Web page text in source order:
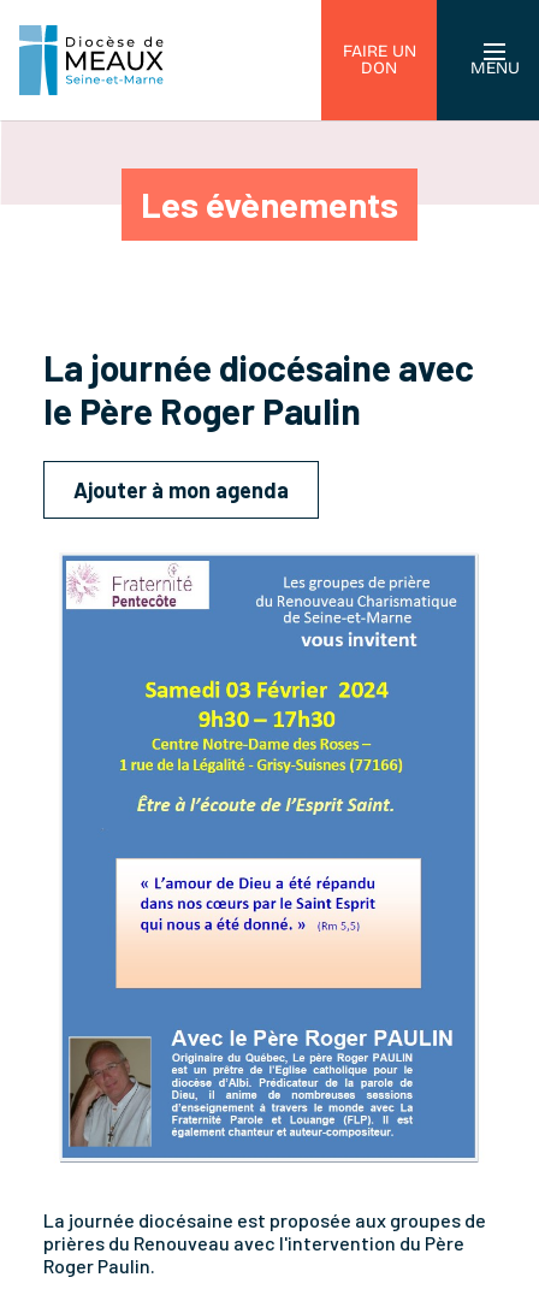
FAIRE UN
DON
MENU
Les évènements
La journée diocésaine avec
le Père Roger Paulin
Ajouter à mon agenda
La journée diocésaine est proposée aux groupes de
prières du Renouveau avec l'intervention du Père
Roger Paulin.